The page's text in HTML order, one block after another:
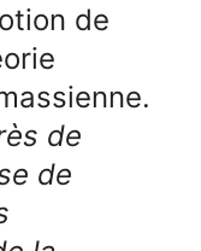
de
de
de